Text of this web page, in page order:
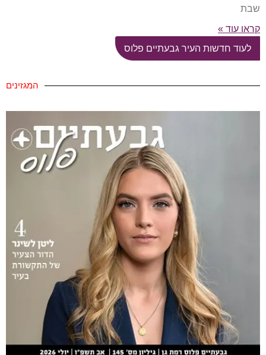
שבת
קראו עוד »
לעוד חדשות העיר גבעתיים פלוס
המגזינים